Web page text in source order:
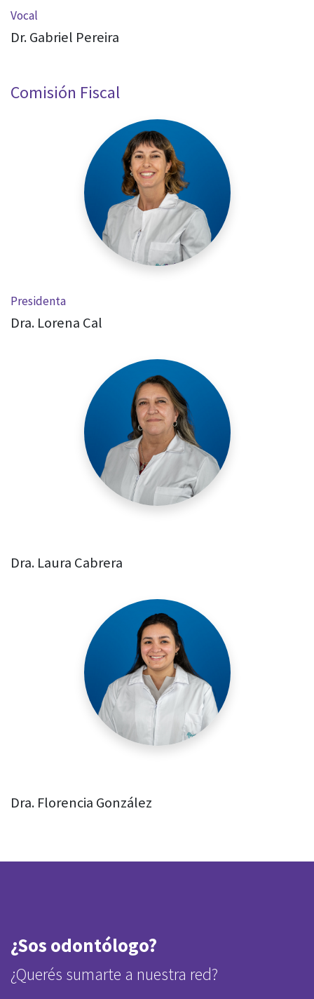
Vocal
Dr. Gabriel Pereira
Comisión Fiscal
Presidenta
Dra. Lorena Cal
Dra. Laura Cabrera
Dra. Florencia González
¿Sos odontólogo?
¿Querés sumarte a nuestra red?